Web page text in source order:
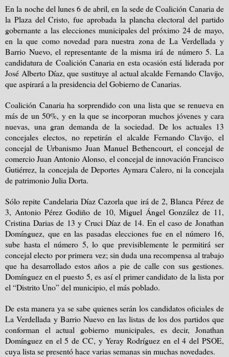
En la noche del lunes 6 de abril, en la sede de Coalición Canaria de
la Plaza del Cristo, fue aprobada la plancha electoral del partido
gobernante a las elecciones municipales del próximo 24 de mayo,
en la que como novedad para nuestra zona de La Verdellada y
Barrio Nuevo, el representante de la misma irá de número 5. La
candidatura de Coalición Canaria en esta ocasión está liderada por
José Alberto Díaz, que sustituye al actual alcalde Fernando Clavijo,
que aspirará a la presidencia del Gobierno de Canarias.
Coalición Canaria ha sorprendido con una lista que se renueva en
más de un 50%, y en la que se incorporan muchos jóvenes y cara
nuevas, una gran demanda de la sociedad. Delos actuales 13
concejales electos, no repetirán el alcalde Fernando Clavijo, el
concejal de Urbanismo Juan Manuel Bethencourt, el concejal de
comercio Juan Antonio Alonso, el concejal de innovación Francisco
Gutiérrez, la concejala de Deportes Aymara Calero, ni la concejala
de patrimonio Julia Dorta.
Sólo repite Candelaria Díaz Cazorla que irá de 2, Blanca Pérez de
3, Antonio Pérez Godiño de 10, Miguel Ángel Gonzálezde 11,
Cristina Darias de 13 y Cruci Díaz de 14. En el caso de Jonathan
Domínguez, que en las pasadas elecciones fue en el número 16,
sube hasta el número 5, lo que previsiblemente le permitirá ser
concejal electo por primera vez; sin duda una recompensa al trabajo
que ha desarrollado estos años a pie de calle con sus gestiones.
Domínguez en el puesto 5, es así el primer candidato de la lista por
el “Distrito Uno” del municipio, el más poblado.
De esta manera ya se sabe quienes serán los candidatos oficiales de
La Verdellada y Barrio Nuevo en las listas de los dos partidos que
conforman el actual gobierno municipales, es decir, Jonathan
Domínguez en el 5 de CC, y Yeray Rodríguez en el 4 del PSOE,
cuya lista se presentó hace varias semanas sin muchas novedades.